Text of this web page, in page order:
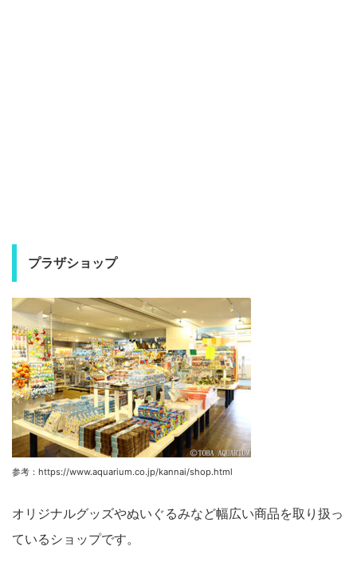
プラザショップ
参考：https://www.aquarium.co.jp/kannai/shop.html
オリジナルグッズやぬいぐるみなど幅広い商品を取り扱っ
ているショップです。